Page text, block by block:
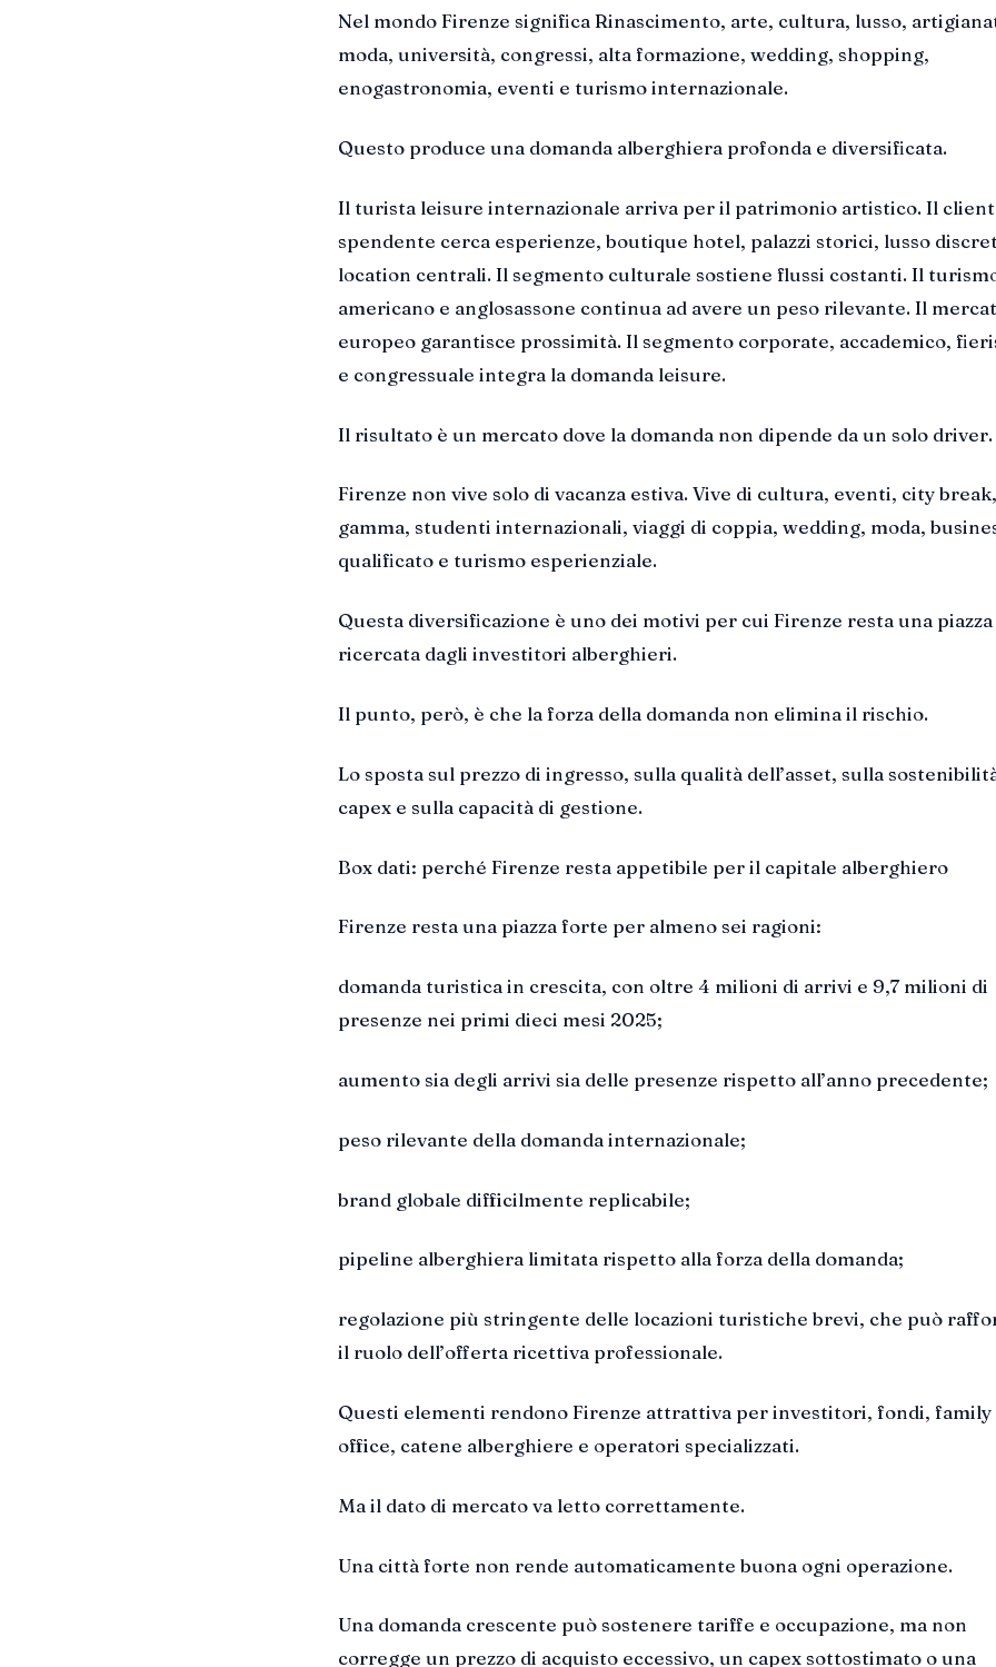
Nel mondo Firenze significa Rinascimento, arte, cultura, lusso,
moda, università, congressi, alta formazione, wedding, shopping,
enogastronomia, eventi e turismo internazionale.
Questo produce una domanda alberghiera profonda e diversificata.
Il turista leisure internazionale arriva per il patrimonio artistico. Il
spendente cerca esperienze, boutique hotel, palazzi storici, lusso
location centrali. Il segmento culturale sostiene flussi costanti. Il
americano e anglosassone continua ad avere un peso rilevante. Il
europeo garantisce prossimità. Il segmento corporate, accademico,
e congressuale integra la domanda leisure.
Il risultato è un mercato dove la domanda non dipende da un solo driver.
Firenze non vive solo di vacanza estiva. Vive di cultura, eventi, city
gamma, studenti internazionali, viaggi di coppia, wedding, moda,
qualificato e turismo esperienziale.
Questa diversificazione è uno dei motivi per cui Firenze resta una
ricercata dagli investitori alberghieri.
Il punto, però, è che la forza della domanda non elimina il rischio.
Lo sposta sul prezzo di ingresso, sulla qualità dell’asset, sulla
capex e sulla capacità di gestione.
Box dati: perché Firenze resta appetibile per il capitale alberghiero
Firenze resta una piazza forte per almeno sei ragioni:
domanda turistica in crescita, con oltre 4 milioni di arrivi e 9,7 milioni di
presenze nei primi dieci mesi 2025;
aumento sia degli arrivi sia delle presenze rispetto all’anno precedente;
peso rilevante della domanda internazionale;
brand globale difficilmente replicabile;
pipeline alberghiera limitata rispetto alla forza della domanda;
regolazione più stringente delle locazioni turistiche brevi, che può
il ruolo dell’offerta ricettiva professionale.
Questi elementi rendono Firenze attrattiva per investitori, fondi, family
office, catene alberghiere e operatori specializzati.
Ma il dato di mercato va letto correttamente.
Una città forte non rende automaticamente buona ogni operazione.
Una domanda crescente può sostenere tariffe e occupazione, ma non
corregge un prezzo di acquisto eccessivo, un capex sottostimato o una